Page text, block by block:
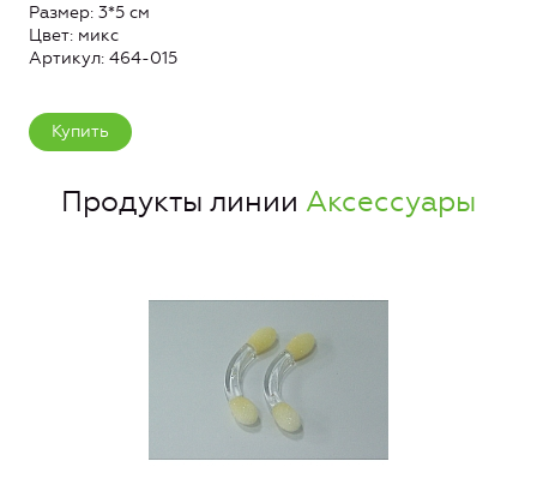
Размер: 3*5 см
Цвет: микс
Артикул: 464-015
Купить
Продукты линии Аксессуары